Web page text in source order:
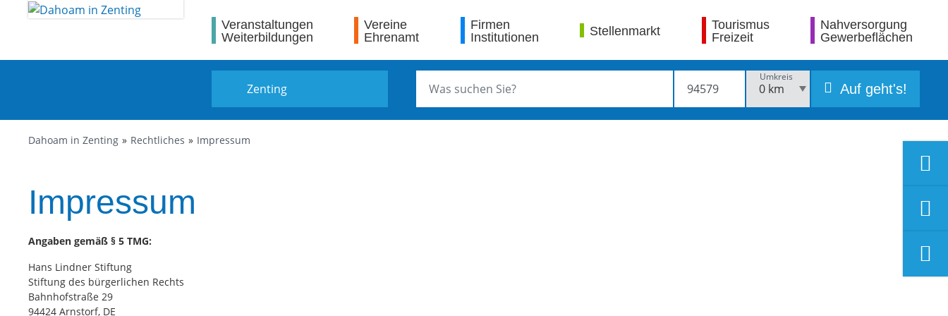
Veranstaltungen
Weiterbildungen
Vereine
Ehrenamt
Firmen
Institutionen
Stellenmarkt
Tourismus
Freizeit
Nahversorgung
Gewerbeflächen
Zenting
Umkreis
Auf geht's!
Dahoam in Zenting Rechtliches Impressum
Impressum
Angaben gemäß § 5 TMG:
Hans Lindner Stiftung
Stiftung des bürgerlichen Rechts
Bahnhofstraße 29
94424 Arnstorf, DE